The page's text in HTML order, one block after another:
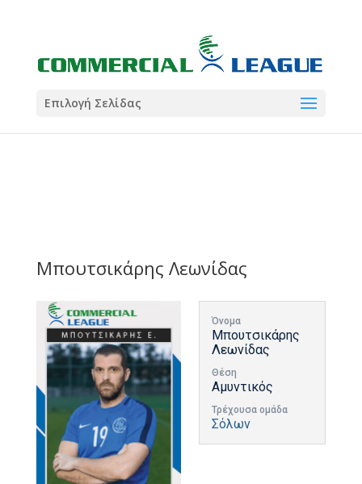
Coral
Σωματείο ΣΟΛ
Coral
5
Επιλογή Σελίδας
Μπουτσικάρης Λεωνίδας
Όνομα
Μπουτσικάρης
Λεωνίδας
Θέση
Αμυντικός
Τρέχουσα ομάδα
Σόλων